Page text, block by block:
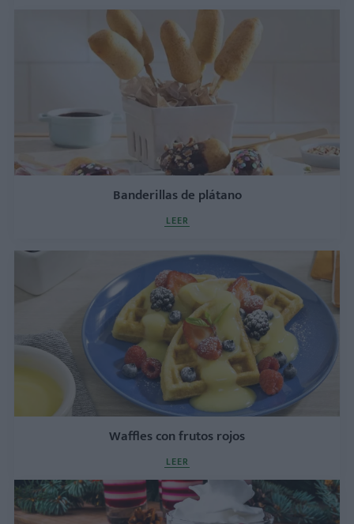
Banderillas de plátano
LEER
Waffles con frutos rojos
LEER